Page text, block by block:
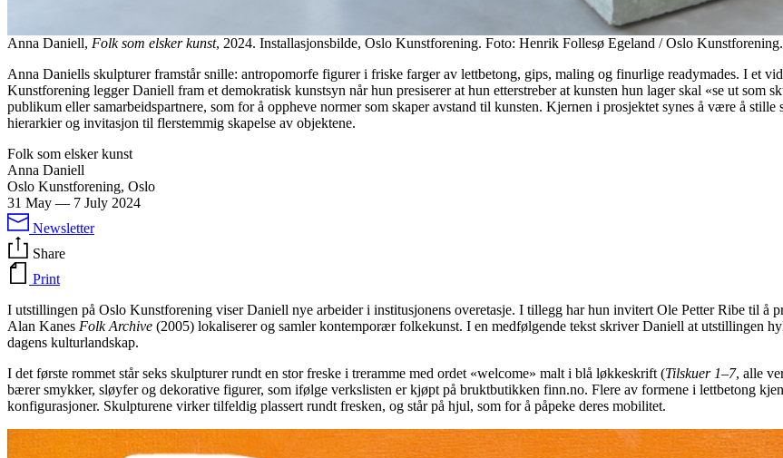
Anna Daniell, Folk som elsker kunst, 2024. Installasjonsbilde, Oslo Kunstforening. Foto: Henrik Follesø Egeland / Oslo Kunstforening.
Anna Daniells skulpturer framstår snille: antropomorfe figurer i friske farger av lettbetong, gips, maling og finurlige readymades. I et
Kunstforening legger Daniell fram et demokratisk kunstsyn når hun presiserer at hun etterstreber at kunsten hun lager skal «se ut som
publikum eller samarbeidspartnere, som for å oppheve normer som skaper avstand til kunsten. Kjernen i prosjektet synes å være å
hierarkier og invitasjon til flerstemmig skapelse av objektene.
Folk som elsker kunst
Anna Daniell
Oslo Kunstforening, Oslo
31 May — 7 July 2024
Newsletter
Share
Print
I utstillingen på Oslo Kunstforening viser Daniell nye arbeider i institusjonens overetasje. I tillegg har hun invitert Ole Petter Ribe til å
Alan Kanes Folk Archive (2005) lokaliserer og samler kontemporær folkekunst. I en medfølgende tekst skriver Daniell at utstillingen
dagens kulturlandskap.
I det første rommet står seks skulpturer rundt en stor freske i treramme med ordet «welcome» malt i blå løkkeskrift (Tilskuer 1–7, alle
bærer smykker, sløyfer og dekorative figurer, som ifølge verkslisten er kjøpt på bruktbutikken finn.no. Flere av formene i lettbetong
konfigurasjoner. Skulpturene virker tilfeldig plassert rundt fresken, og står på hjul, som for å påpeke deres mobilitet.